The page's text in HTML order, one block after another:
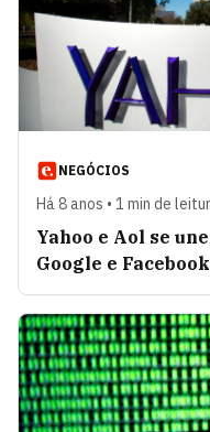
NEGÓCIOS
Há 8 anos • 1 min de
Yahoo e Aol se
Google e Facebook